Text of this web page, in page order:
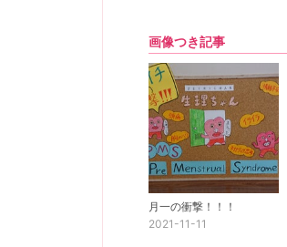
画像つき記事
月一の衝撃！！！
2021-11-11